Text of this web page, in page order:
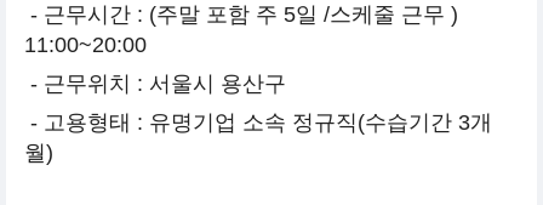
- 근무시간 : (주말 포함 주 5일 /스케줄 근무 )
11:00~20:00
- 근무위치 : 서울시 용산구
- 고용형태 : 유명기업 소속 정규직(수습기간 3개
월)